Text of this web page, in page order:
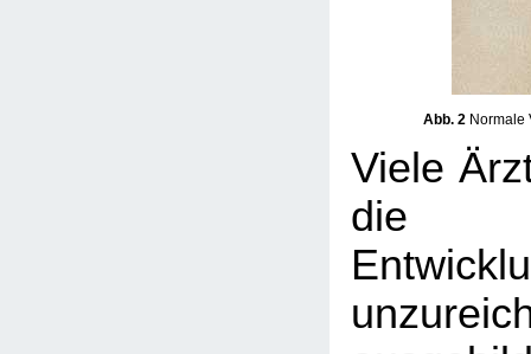
Abb. 2Normale
Viele
die